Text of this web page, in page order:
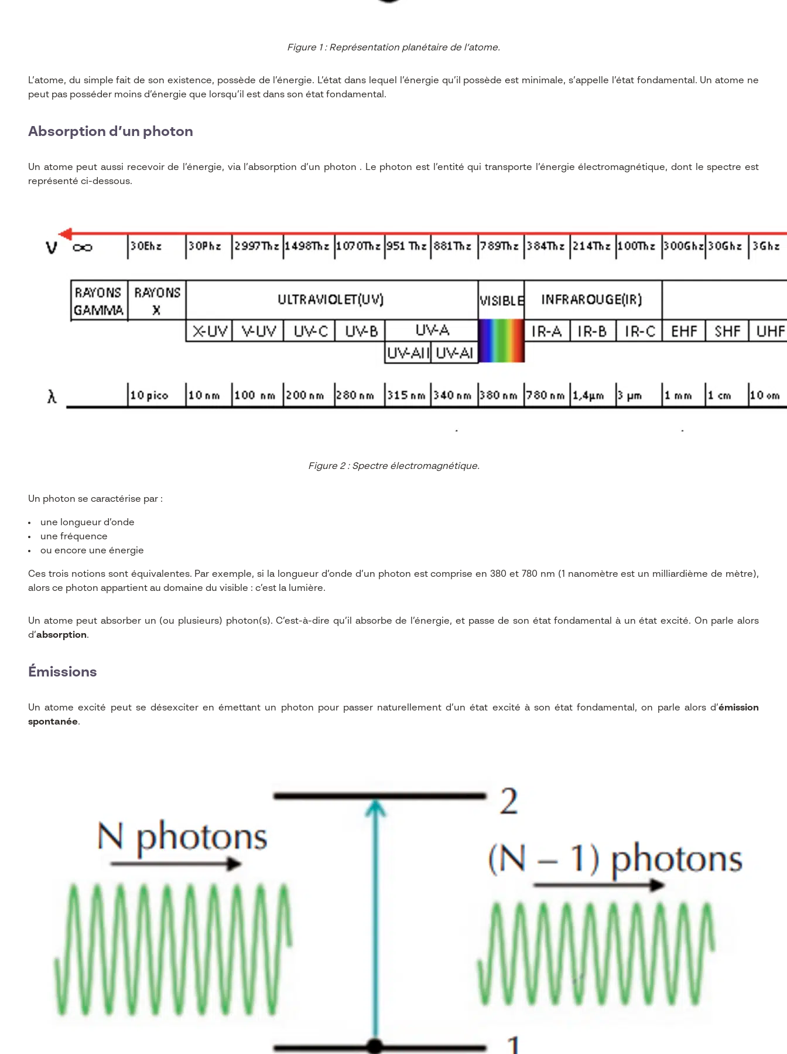
Figure 1 : Représentation planétaire de l’atome.
L’atome, du simple fait de son existence, possède de l’énergie. L’état dans lequel l’énergie qu’il possède est minimale, s’appelle l’état fondamental. Un atome ne
peut pas posséder moins d’énergie que lorsqu’il est dans son état fondamental.
Absorption d’un photon
Un atome peut aussi recevoir de l’énergie, via l’absorption d’un photon . Le photon est l’entité qui transporte l’énergie électromagnétique, dont le spectre est
représenté ci-dessous.
Figure 2 : Spectre électromagnétique.
Un photon se caractérise par :
une longueur d’onde
une fréquence
ou encore une énergie
Ces trois notions sont équivalentes. Par exemple, si la longueur d’onde d’un photon est comprise en 380 et 780 nm (1 nanomètre est un milliardième de mètre),
alors ce photon appartient au domaine du visible : c’est la lumière.
Un atome peut absorber un (ou plusieurs) photon(s). C’est-à-dire qu’il absorbe de l’énergie, et passe de son état fondamental à un état excité. On parle alors
d’absorption.
Émissions
Un atome excité peut se désexciter en émettant un photon pour passer naturellement d’un état excité à son état fondamental, on parle alors d’émission
spontanée.